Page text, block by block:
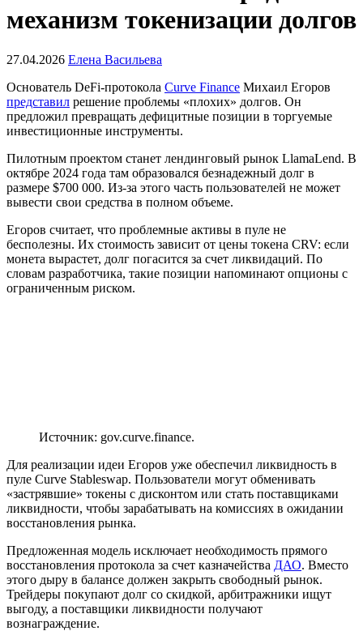
механизм токенизации долгов
27.04.2026 Елена Васильева
Основатель DeFi-протокола Curve Finance Михаил Егоров
представил решение проблемы «плохих» долгов. Он
предложил превращать дефицитные позиции в торгуемые
инвестиционные инструменты.
Пилотным проектом станет лендинговый рынок LlamaLend. В
октябре 2024 года там образовался безнадежный долг в
размере $700 000. Из-за этого часть пользователей не может
вывести свои средства в полном объеме.
Егоров считает, что проблемные активы в пуле не
бесполезны. Их стоимость зависит от цены токена CRV: если
монета вырастет, долг погасится за счет ликвидаций. По
словам разработчика, такие позиции напоминают опционы с
ограниченным риском.
Источник: gov.curve.finance.
Для реализации идеи Егоров уже обеспечил ликвидность в
пуле Curve Stableswap. Пользователи могут обменивать
«застрявшие» токены с дисконтом или стать поставщиками
ликвидности, чтобы зарабатывать на комиссиях в ожидании
восстановления рынка.
Предложенная модель исключает необходимость прямого
восстановления протокола за счет казначейства ДАО. Вместо
этого дыру в балансе должен закрыть свободный рынок.
Трейдеры покупают долг со скидкой, арбитражники ищут
выгоду, а поставщики ликвидности получают
вознаграждение.